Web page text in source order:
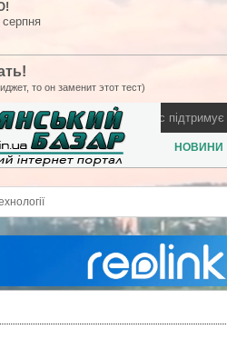
то он заменит этот тест)
Як Смілянський бізнес підтримує ЗСУ
НОВИНИ